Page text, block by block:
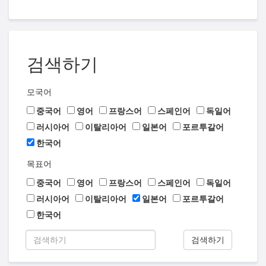
검색하기
모국어
중국어
영어 프랑스어 스페인어
독일어
러시아어
이탈리아어 일본어
포르투갈어
한국어
목표어
중국어
영어 프랑스어 스페인어
독일어
러시아어
이탈리아어 일본어
포르투갈어
한국어
검색하기